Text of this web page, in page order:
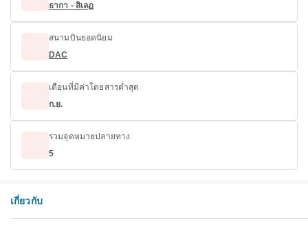
ธากา - สิเลฏ
สนามบินยอดนิยม
DAC
เดือนที่มีค่าโดยสารต่ำสุด
ก.ย.
รวมจุดหมายปลายทาง
5
เกี่ยวกับ